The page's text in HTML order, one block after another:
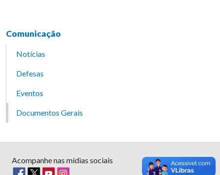
Comunicação
Notícias
Defesas
Eventos
Documentos Gerais
Acompanhe nas mídias sociais